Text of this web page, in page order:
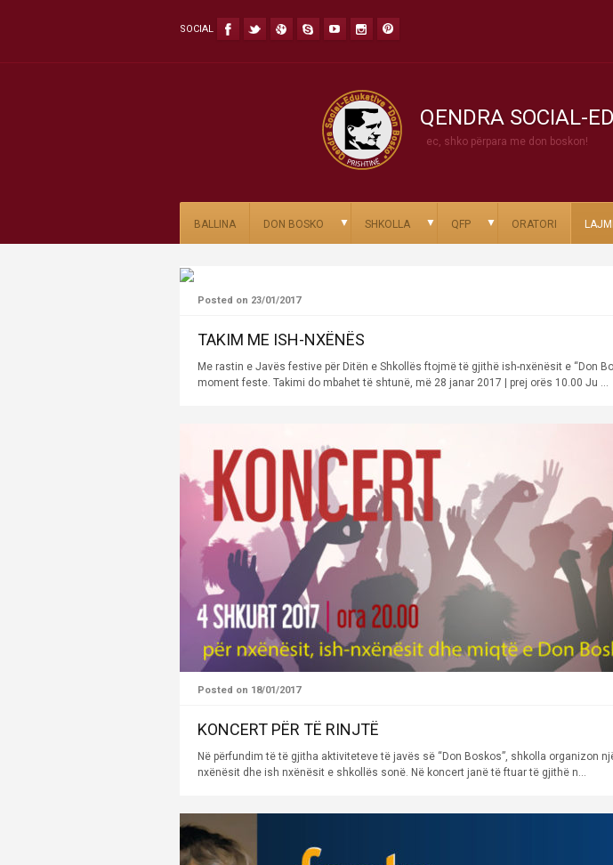
SOCIAL
QENDRA SOCIAL-
ec, shko përpara me don boskon!
BALLINA DON BOSKO ▼ SHKOLLA ▼ QFP ▼ ORATORI
Posted on 23/01/2017
TAKIM ME ISH-NXËNËS
Me rastin e Javës festive për Ditën e Shkollës ftojmë të gjithë ish-nxënësit e “Don
moment feste. Takimi do mbahet të shtunë, më 28 janar 2017 | prej orës 10.00 Ju ...
Posted on 18/01/2017
KONCERT PËR TË RINJTË
Në përfundim të të gjitha aktiviteteve të javës së “Don Boskos”, shkolla organizon
nxënësit dhe ish nxënësit e shkollës sonë. Në koncert janë të ftuar të gjithë n...